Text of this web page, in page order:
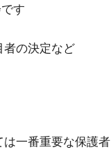
す
者の決定など
一番重要な保護者